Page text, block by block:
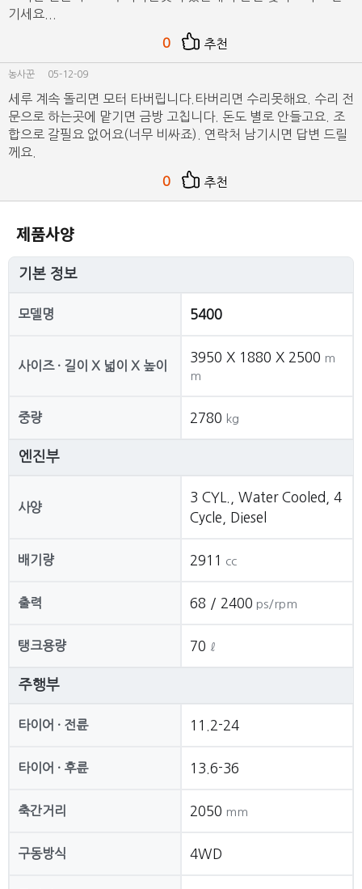
기세요...
0 추천
농사꾼 05-12-09
세루 계속 돌리면 모터 타버립니다.타버리면 수리못해요. 수리 전
문으로 하는곳에 맡기면 금방 고칩니다. 돈도 별로 안들고요. 조
합으로 갈필요 없어요(너무 비싸죠). 연락처 남기시면 답변 드릴
께요.
0 추천
제품사양
기본 정보
모델명 5400
사이즈 · 길이 X 넓이 X 높이
3950 X 1880 X 2500 m
m
중량 2780 kg
엔진부
사양
3 CYL., Water Cooled, 4
Cycle, Diesel
배기량 2911 cc
출력 68 / 2400 ps/rpm
탱크용량 70 ℓ
주행부
타이어 · 전륜 11.2-24
타이어 · 후륜 13.6-36
축간거리 2050 mm
구동방식 4WD